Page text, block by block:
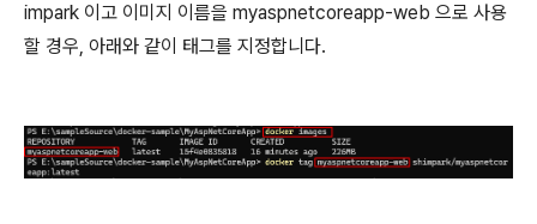
impark 이고 이미지 이름을 myaspnetcoreapp-web 으로 사용
할 경우, 아래와 같이 태그를 지정합니다.